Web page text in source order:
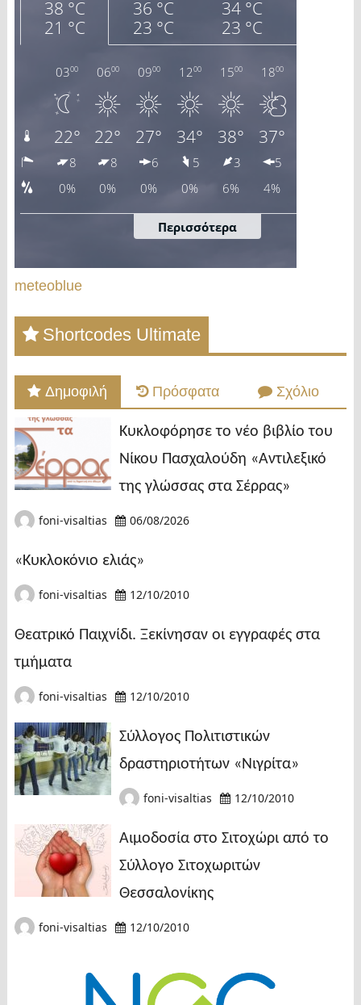
meteoblue
Shortcodes Ultimate
Δημοφιλή Πρόσφατα Σχόλιο
Κυκλοφόρησε το νέο βιβλίο του
Νίκου Πασχαλούδη «Αντιλεξικό
της γλώσσας στα Σέρρας»
foni-visaltias 06/08/2026
«Κυκλοκόνιο ελιάς»
foni-visaltias 12/10/2010
Θεατρικό Παιχνίδι. Ξεκίνησαν οι εγγραφές στα
τμήματα
foni-visaltias 12/10/2010
Σύλλογος Πολιτιστικών
δραστηριοτήτων «Νιγρίτα»
foni-visaltias 12/10/2010
Αιμοδοσία στο Σιτοχώρι από το
Σύλλογο Σιτοχωριτών
Θεσσαλονίκης
foni-visaltias 12/10/2010